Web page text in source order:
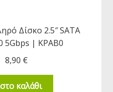
Δίσκο 2.5″ SATA
5Gbps | KPAB0
8,90 €
καλάθι